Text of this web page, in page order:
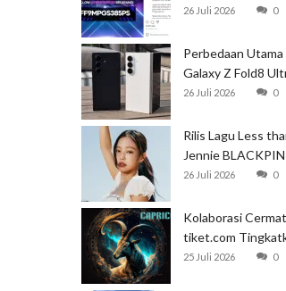
Garena
26 Juli 2026 0
Perbedaan Utama
Galaxy Z Fold8
26 Juli 2026 0
Rilis Lagu Less
Jennie
Mendominasi
26 Juli 2026 0
Kolaborasi
tiket.com
Perlindungan
25 Juli 2026 0